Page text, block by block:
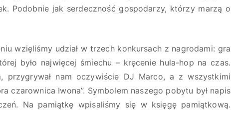
Podobnie jak serdeczność gospodarzy, którzy marzą o
wzięliśmy udział w trzech konkursach z nagrodami: gra
było najwięcej śmiechu – kręcenie hula-hop na czas.
przygrywał nam oczywiście DJ Marco, a z wszystkimi
czarownica Iwona”. Symbolem naszego pobytu był napis
Na pamiątkę wpisaliśmy się w księgę pamiątkową.